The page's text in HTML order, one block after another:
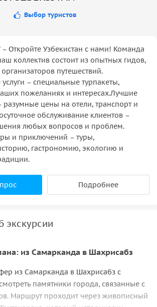
Выбор туристов
– Откройте Узбекистан с нами! Команда
коллектив состоит из опытных гидов,
путешествий.
– специальные турпакеты,
пожеланиях и интересах.Лучшие
разумные цены на отели, транспорт и
обслуживание клиентов –
любых вопросов и проблем.
и приключений – туры,
гастрономию, экологию и
Подробнее
экскурсии
из Самарканда в Шахрисабз
из Самарканда в Шахрисабз с
памятники города, связанные с
Маршрут проходит через живописный